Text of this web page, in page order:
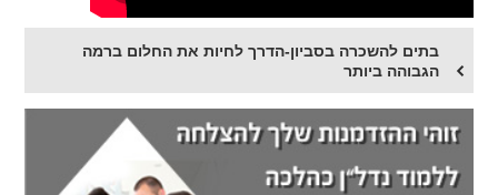
בתים להשכרה בסביון-הדרך לחיות את החלום ברמה
הגבוהה ביותר